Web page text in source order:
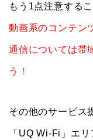
もう1点注意する
動画系のコンテン
通信については帯
う！
その他のサービス
「UQ Wi-Fi」エ